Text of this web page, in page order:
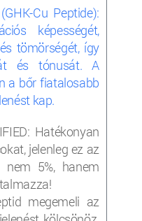
Cu Peptide):
képességét,
tömörségét, így
és tónusát. A
a bőr fiatalosabb
kap.
Hatékonyan
jelenleg ez az
nem 5%, hanem
megemeli az